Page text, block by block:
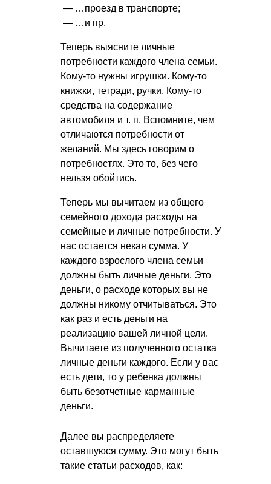
— …проезд в транспорте;
— …и пр.
Теперь выясните личные
потребности каждого члена семьи.
Кому-то нужны игрушки. Кому-то
книжки, тетради, ручки. Кому-то
средства на содержание
автомобиля и т. п. Вспомните, чем
отличаются потребности от
желаний. Мы здесь говорим о
потребностях. Это то, без чего
нельзя обойтись.
Теперь мы вычитаем из общего
семейного дохода расходы на
семейные и личные потребности. У
нас остается некая сумма. У
каждого взрослого члена семьи
должны быть личные деньги. Это
деньги, о расходе которых вы не
должны никому отчитываться. Это
как раз и есть деньги на
реализацию вашей личной цели.
Вычитаете из полученного остатка
личные деньги каждого. Если у вас
есть дети, то у ребенка должны
быть безотчетные карманные
деньги.
Далее вы распределяете
оставшуюся сумму. Это могут быть
такие статьи расходов, как: